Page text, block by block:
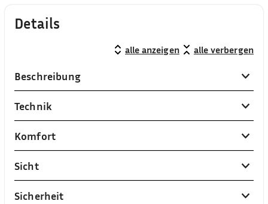
Details
alle anzeigen alle verbergen
Beschreibung
Technik
Komfort
Sicht
Sicherheit